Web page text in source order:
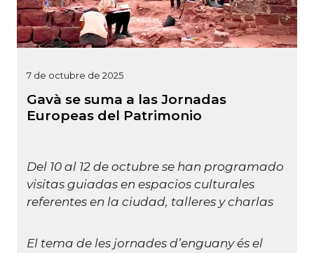
7 de octubre de 2025
Gavà se suma a las Jornadas
Europeas del Patrimonio
Del 10 al 12 de octubre se han programado
visitas guiadas en espacios culturales
referentes en la ciudad, talleres y charlas
El tema de les jornades d’enguany és el